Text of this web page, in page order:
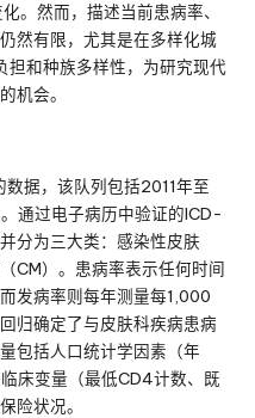
。然而，描述当前患病率、
然有限，尤其是在多样化城
担和种族多样性，为研究现代
机会。
据，该队列包括2011年至
通过电子病历中验证的ICD-
分为三大类：感染性皮肤
CM）。患病率表示任何时间
发病率则每年测量每1,000
归确定了与皮肤科疾病患病
包括人口统计学因素（年
床变量（最低CD4计数、既
险状况。